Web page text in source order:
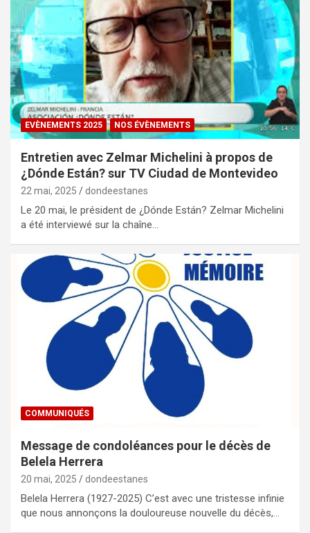
EVÈNEMENTS 2025 NOS ÉVÈNEMENTS
Entretien avec Zelmar Michelini à propos de
¿Dónde Están? sur TV Ciudad de Montevideo
22 mai, 2025 dondeestanes
Le 20 mai, le président de ¿Dónde Están? Zelmar Michelini
a été interviewé sur la chaîne…
COMMUNIQUÉS
Message de condoléances pour le décès de
Belela Herrera
20 mai, 2025 dondeestanes
Belela Herrera (1927-2025) C’est avec une tristesse infinie
que nous annonçons la douloureuse nouvelle du décès,…